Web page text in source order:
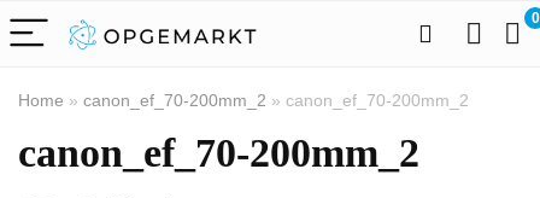
0
Home » canon_ef_70-200mm_2 » canon_ef_70-200mm_2
canon_ef_70-200mm_2